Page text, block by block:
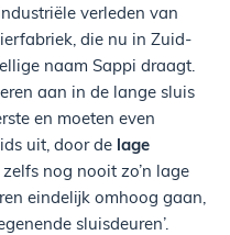
verleden van
die nu in Zuid-
naam Sappi draagt.
aan in de lange sluis
en moeten even
uit, door de lage
nog nooit zo’n lage
eindelijk omhoog gaan,
sluisdeuren’.